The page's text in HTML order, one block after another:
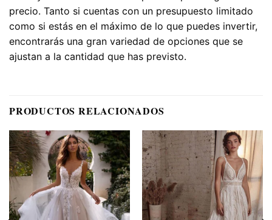
precio. Tanto si cuentas con un presupuesto limitado
como si estás en el máximo de lo que puedes invertir,
encontrarás una gran variedad de opciones que se
ajustan a la cantidad que has previsto.
PRODUCTOS RELACIONADOS